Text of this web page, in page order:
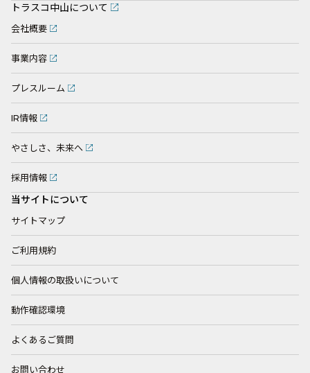
トラスコ中山について
会社概要
事業内容
プレスルーム
IR情報
やさしさ、未来へ
採用情報
当サイトについて
サイトマップ
ご利用規約
個人情報の取扱いについて
動作確認環境
よくあるご質問
お問い合わせ